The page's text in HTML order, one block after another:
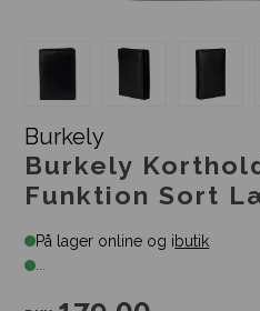
Burkely
Burkely
Funktion Sort
På lager online og ibutik
...